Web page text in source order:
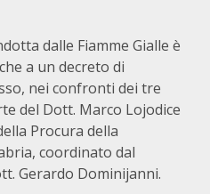
dalle Fiamme Gialle è
a un decreto di
nei confronti dei tre
del Dott. Marco Lojodice
Procura della
coordinato dal
Gerardo Dominijanni.